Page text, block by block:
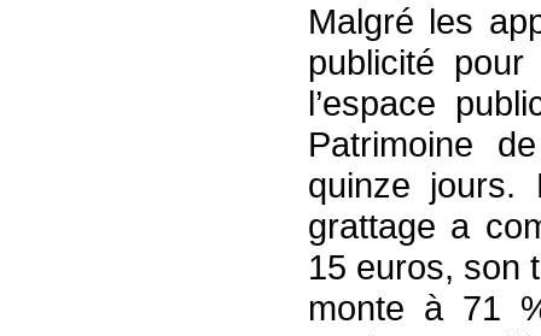
Malgré les
publicité
l’espace
Patrimoine
quinze jours.
grattage a
15 euros, son
monte à 71